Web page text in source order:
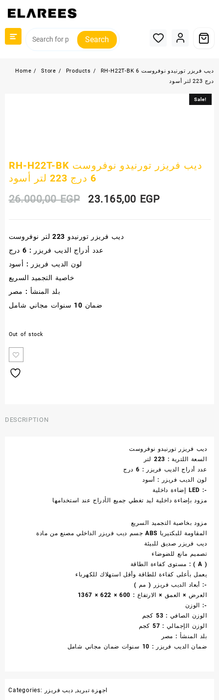
Search
Home Store Products
RH-H22T-BK ديب فريزر تورنيدو نوفروست 6
درج 223 لتر أسود
Sale!
RH-H22T-BK ديب فريزر تورنيدو نوفروست
6 درج 223 لتر أسود
26.000,00EGP
Original
was:
23.165,00 EGPCurrent
ديب فريزر تورنيدو 223 لتر نوفروست
عدد أدراج الديب فريزر : 6 درج
لون الديب فريزر : أسود
خاصية التجميد السريع
بلد المنشأ : مصر
ضمان 10 سنوات مجاني شامل
Out of stock
Sale!
DESCRIPTION
ديب فريزر تورنيدو نوفروست
السعة اللترية : 223 لتر
عدد أدراج الديب فريزر : 6 درج
لون الديب فريزر : أسود
إضاءة داخلية LED :-
مزود بإضاءة داخلية ليد تغطي جميع الأدراج عند استخدامها
مزود بخاصية التجميد السريع
جسم ديب فريزر الداخلي مصنع ﻣﻦ ﻣﺎدة ABS المقاومة للبكتيريا
ديب فريزر صديق للبيئة
تصميم مانع للضوضاء
مستوى كفاءة الطاقة : ( A )
يعمل بأعلى كفاءة للطاقة وأقل استهلاك للكهرباء
أبعاد الديب فريزر ( مم ) :-
العرض × العمق × الارتفاع : 600 × 622 × 1367
الوزن :-
الوزن الصافي : 53 كجم
الوزن الإجمالي : 57 كجم
بلد المنشأ : مصر
ضمان الديب فريزر : 10 سنوات ضمان مجاني شامل
Categories: اجهزة تبريد, ديب فريزر